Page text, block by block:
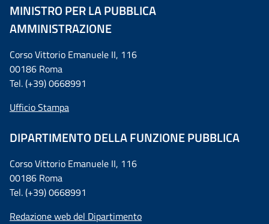
MINISTRO PER LA PUBBLICA
AMMINISTRAZIONE
Corso Vittorio Emanuele II, 116
00186 Roma
Tel. (+39) 0668991
Ufficio Stampa
DIPARTIMENTO DELLA FUNZIONE PUBBLICA
Corso Vittorio Emanuele II, 116
00186 Roma
Tel. (+39) 0668991
Redazione web del Dipartimento